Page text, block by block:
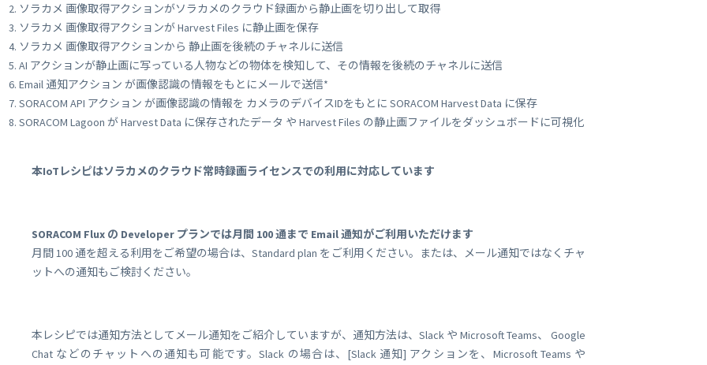
ソラカメ 画像取得アクションがソラカメのクラウド録画から静止画を切り出して取得
ソラカメ 画像取得アクションが Harvest Files に静止画を保存
ソラカメ 画像取得アクションから 静止画を後続のチャネルに送信
AI アクションが静止画に写っている人物などの物体を検知して、その情報を後続のチャネルに送信
Email 通知アクション が画像認識の情報をもとにメールで送信*
SORACOM API アクション が画像認識の情報を カメラのデバイスIDをもとに SORACOM Harvest Data に保存
SORACOM Lagoon が Harvest Data に保存されたデータ や Harvest Files の静止画ファイルをダッシュボードに可視化
本IoTレシピはソラカメのクラウド常時録画ライセンスでの利用に対応しています
SORACOM Flux の Developer プランでは月間 100 通まで Email 通知がご利用いただけます
月間 100 通を超える利用をご希望の場合は、Standard plan をご利用ください。または、メール通知ではなくチャ
ットへの通知もご検討ください。
本レシピでは通知方法としてメール通知をご紹介していますが、通知方法は、Slack や Microsoft Teams、 Google
Chat などのチャットへの通知も可能です。Slack の場合は、[Slack 通知] アクションを、Microsoft Teams や